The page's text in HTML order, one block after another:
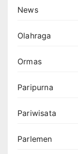
News
Olahraga
Ormas
Paripurna
Pariwisata
Parlemen